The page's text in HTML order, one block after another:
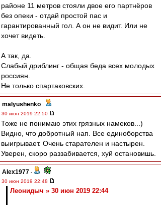
районе 11 метров стояли двое его партнёров
без опеки - отдай простой пас и
гарантированный гол. А он не видит. Или не
хочет видеть.
А так, да.
Слабый дриблинг - общая беда всех молодых
россиян.
Не только спартаковских.
malyushenko -
30 июн 2019 22:50
Тоже не понимаю этих грязных намеков...)
Видно, что добротный нап. Все единоборства
выигрывает. Очень старателен и настырен.
Уверен, скоро раззабивается, хуй остановишь.
Alex1977 -
30 июн 2019 22:48
Леонидыч » 30 июн 2019 22:44